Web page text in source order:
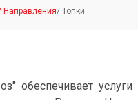
Направления/ Топки
обеспечивает услуги